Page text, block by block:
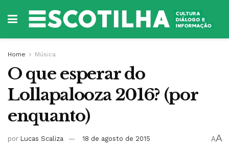
Home Música
O que esperar do
Lollapalooza 2016? (por
enquanto)
por Lucas Scaliza 18 de agosto de 2015 AA